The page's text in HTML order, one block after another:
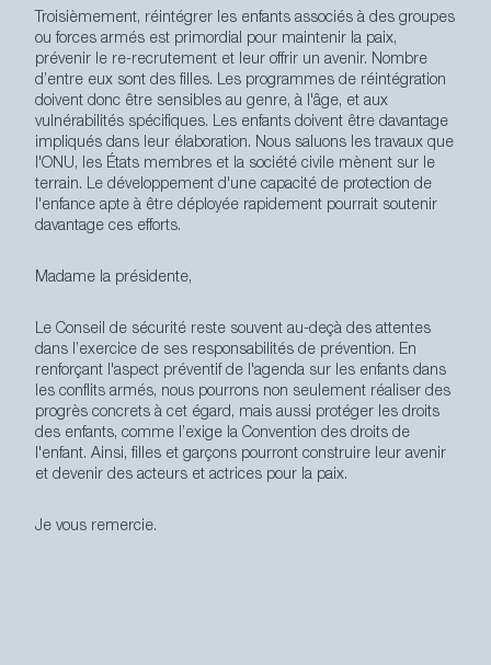
Secondary
Navigation
À propos
Contact
Credits & Legals
Troisièmement, réintégrer les enfants associés à des groupes
ou forces armés est primordial pour maintenir la paix,
prévenir le re-recrutement et leur offrir un avenir. Nombre
d’entre eux sont des filles. Les programmes de réintégration
doivent donc être sensibles au genre, à l'âge, et aux
vulnérabilités spécifiques. Les enfants doivent être davantage
impliqués dans leur élaboration. Nous saluons les travaux que
l'ONU, les États membres et la société civile mènent sur le
terrain. Le développement d'une capacité de protection de
l'enfance apte à être déployée rapidement pourrait soutenir
davantage ces efforts.
Madame la présidente,
Le Conseil de sécurité reste souvent au-deçà des attentes
dans l’exercice de ses responsabilités de prévention. En
renforçant l'aspect préventif de l'agenda sur les enfants dans
les conflits armés, nous pourrons non seulement réaliser des
progrès concrets à cet égard, mais aussi protéger les droits
des enfants, comme l’exige la Convention des droits de
l'enfant. Ainsi, filles et garçons pourront construire leur avenir
et devenir des acteurs et actrices pour la paix.
Je vous remercie.